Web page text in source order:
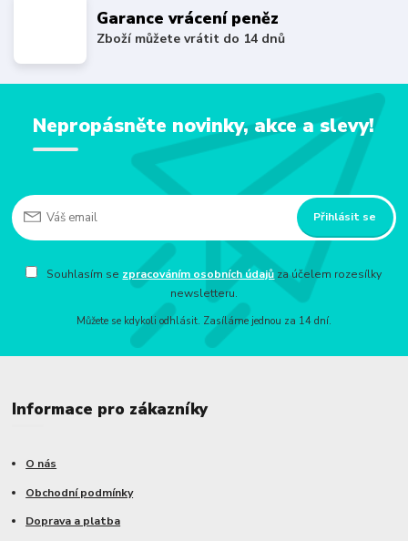
Garance vrácení peněz
Zboží můžete vrátit do 14 dnů
Nepropásněte novinky, akce a slevy!
Přihlásit se
Souhlasím se zpracováním osobních údajů za účelem rozesílky
newsletteru.
Můžete se kdykoli odhlásit. Zasíláme jednou za 14 dní.
Informace pro zákazníky
O nás
Obchodní podmínky
Doprava a platba